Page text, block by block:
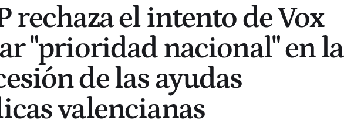
rechaza el intento de Vox
"prioridad nacional" en la
de las ayudas
valencianas